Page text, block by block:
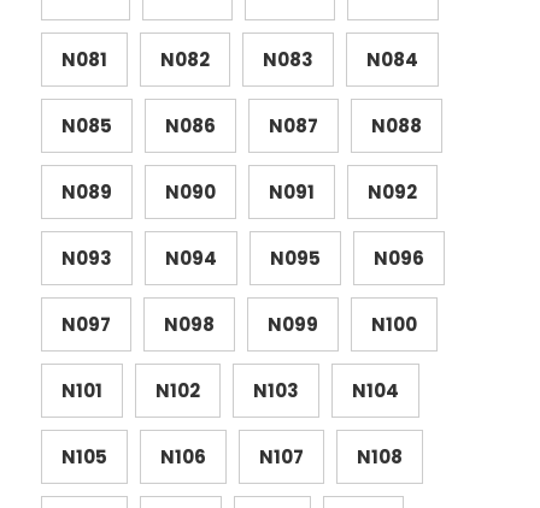
N081 N082 N083 N084
N085 N086 N087 N088
N089 N090 N091 N092
N093 N094 N095 N096
N097 N098 N099 N100
N101 N102 N103 N104
N105 N106 N107 N108